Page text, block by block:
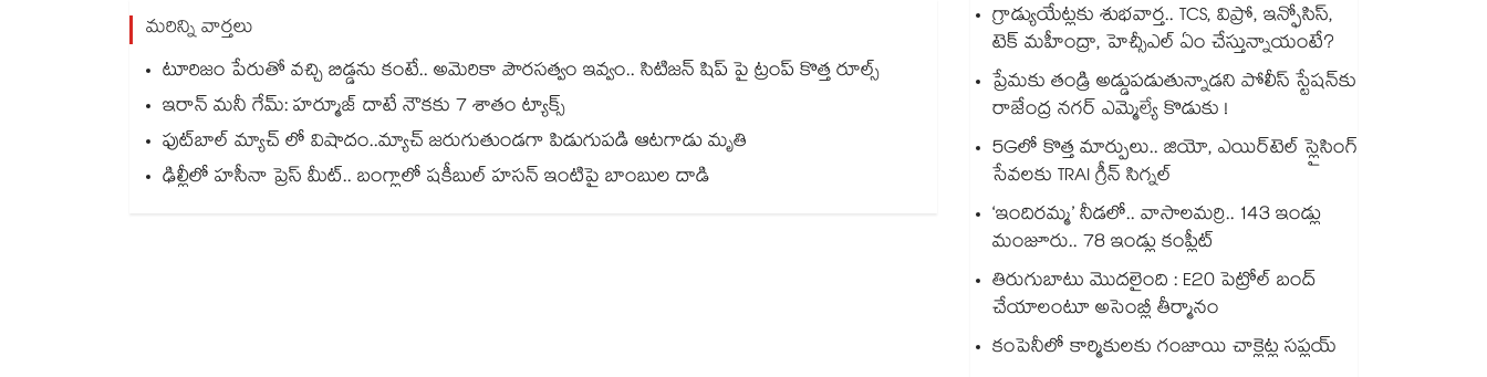
మరిన్ని వార్తలు
టూరిజం పేరుతో వచ్చి బిడ్డను కంటే.. అమెరికా పౌరసత్వం ఇవ్వం.. సిటిజన్ షిప్ పై ట్రంప్ కొత్త రూల్స్
ఇరాన్ మనీ గేమ్: హర్మూజ్ దాటే నౌకకు 7 శాతం ట్యాక్స్
ఫుట్‌బాల్ మ్యాచ్ లో విషాదం..మ్యాచ్ జరుగుతుండగా పిడుగుపడి ఆటగాడు మృతి
ఢిల్లీలో హసీనా ప్రెస్ మీట్.. బంగ్లాలో షకీబుల్ హసన్ ఇంటిపై బాంబుల దాడి
గ్రాడ్యుయేట్లకు శుభవార్త.. TCS, విప్రో, ఇన్ఫోసిస్,
టెక్ మహీంద్రా, హెచ్సీఎల్ ఏం చేస్తున్నాయంటే?
ప్రేమకు తండ్రి అడ్డుపడుతున్నాడని పోలీస్ స్టేషన్⁪కు
రాజేంద్ర నగర్ ఎమ్మెల్యే కొడుకు !
5Gలో కొత్త మార్పులు.. జియో, ఎయిర్‌టెల్ స్లైసింగ్
సేవలకు TRAI గ్రీన్ సిగ్నల్
‘ఇందిరమ్మ’ నీడలో.. వాసాలమర్రి.. 143 ఇండ్లు
మంజూరు.. 78 ఇండ్లు కంప్లీట్
తిరుగుబాటు మొదలైంది : E20 పెట్రోల్ బంద్
చేయాలంటూ అసెంబ్లీ తీర్మానం
కంపెనీలో కార్మికులకు గంజాయి చాక్లెట్ల సప్లయ్